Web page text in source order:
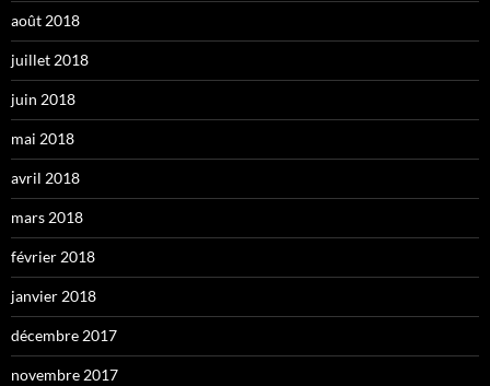
août 2018
juillet 2018
juin 2018
mai 2018
avril 2018
mars 2018
février 2018
janvier 2018
décembre 2017
novembre 2017